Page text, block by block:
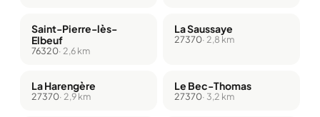
Saint-Pierre-lès-
Elbeuf
76320· 2,6 km
La Saussaye
27370· 2,8 km
La Harengère
27370· 2,9 km
Le Bec-Thomas
27370· 3,2 km